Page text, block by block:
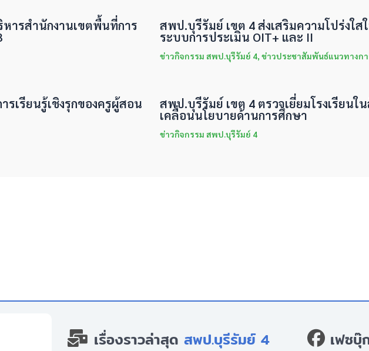
ารสำนักงานเขตพื้นที่การ สพป.บุรีรัมย์ เขต 4 ส่งเสริมความโปร่งใ
ระบบการประเมิน OIT+ และ II
ข่าวกิจกรรม สพป.บุรีรัมย์ 4, ข่าวประชาสัมพันธ์แนวทางกา
รเรียนรู้เชิงรุกของครูผู้สอน สพป.บุรีรัมย์ เขต 4 ตรวจเยี่ยมโรงเรียนใ
เคลื่อนนโยบายด้านการศึกษา
ข่าวกิจกรรม สพป.บุรีรัมย์ 4
เรื่องราวล่าสุด สพป.บุรีรัมย์ 4 เฟซบุ๊